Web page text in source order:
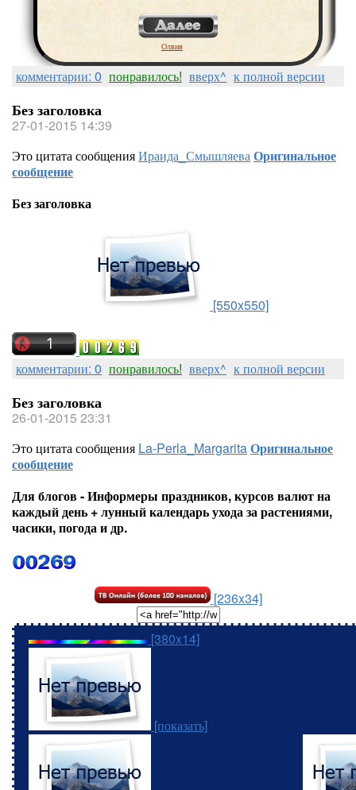
Олвия
комментарии: 0 понравилось! вверх^ к полной версии
Без заголовка
27-01-2015 14:39
Это цитата сообщенияИраида_СмышляеваОригинальное
сообщение
Без заголовка
[550x550]
комментарии: 0 понравилось! вверх^ к полной версии
Без заголовка
26-01-2015 23:31
Это цитата сообщения La-Perla_MargaritaОригинальное
сообщение
Для блогов - Информеры праздников, курсов валют на
каждый день + лунный календарь ухода за растениями,
часики, погода и др.
[236x34]
[380x14]
[показать]